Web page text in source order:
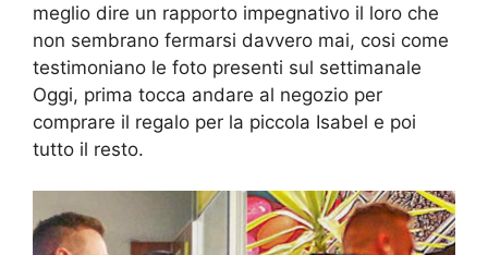
meglio dire un rapporto impegnativo il loro che
non sembrano fermarsi davvero mai, cosi come
testimoniano le foto presenti sul settimanale
Oggi, prima tocca andare al negozio per
comprare il regalo per la piccola Isabel e poi
tutto il resto.